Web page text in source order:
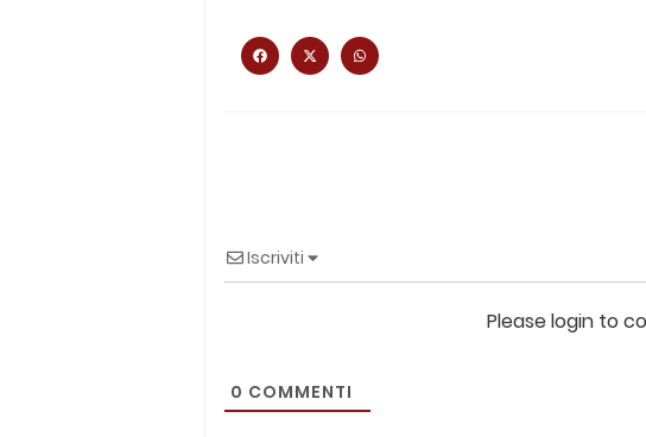
Iscriviti
Please login to
0 COMMENTI